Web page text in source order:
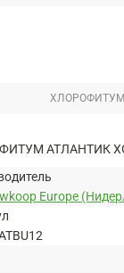
АТЛАНТИК
Europe